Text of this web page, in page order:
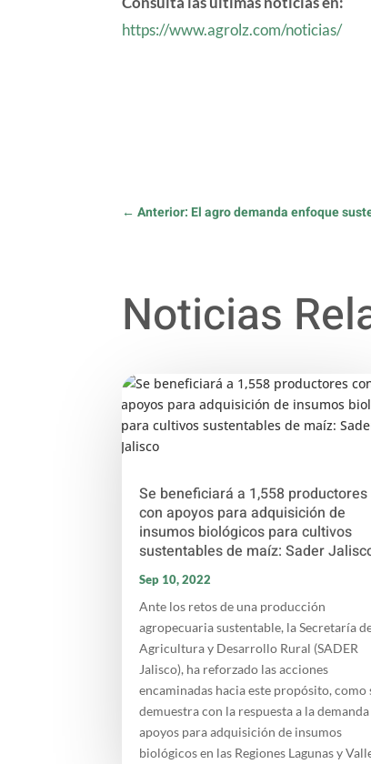
https://www.agrolz.com/noticias/
←Anterior: El agro demanda enfoque
Noticias
Se beneficiará a 1,558 productores
con apoyos para adquisición de
insumos biológicos para cultivos
sustentables de maíz: Sader
Sep 10, 2022
Ante los retos de una producción
agropecuaria sustentable, la Secretaría
Agricultura y Desarrollo Rural (SADER
Jalisco), ha reforzado las acciones
encaminadas hacia este propósito, como
demuestra con la respuesta a la
apoyos para adquisición de insumos
biológicos en las Regiones Lagunas y